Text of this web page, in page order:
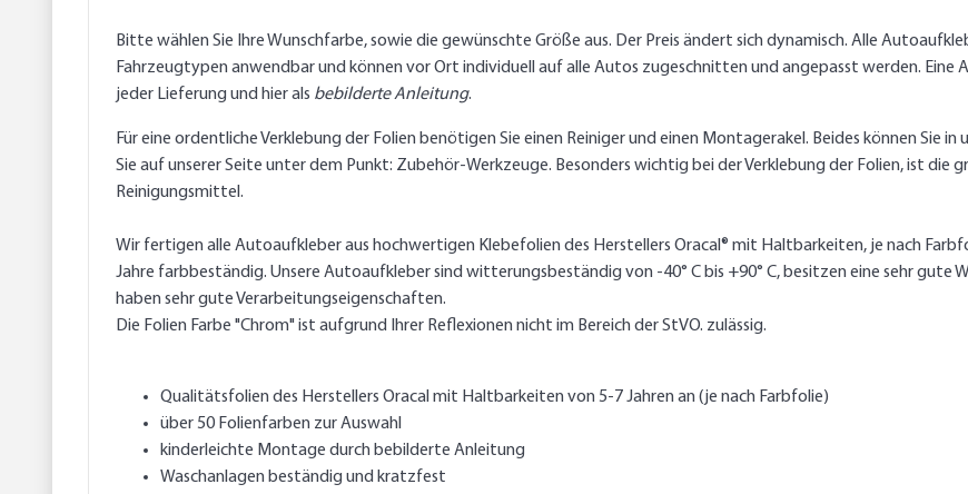
Bitte wählen Sie Ihre Wunschfarbe, sowie die gewünschte Größe aus. Der Preis ändert sich dynamisch. Alle
Fahrzeugtypen anwendbar und können vor Ort individuell auf alle Autos zugeschnitten und angepasst werden. Eine
jeder Lieferung und hier als bebilderte Anleitung.
Für eine ordentliche Verklebung der Folien benötigen Sie einen Reiniger und einen Montagerakel. Beides können Sie
Sie auf unserer Seite unter dem Punkt: Zubehör-Werkzeuge. Besonders wichtig bei der Verklebung der Folien, ist die
Reinigungsmittel.
Wir fertigen alle Autoaufkleber aus hochwertigen Klebefolien des Herstellers Oracal® mit Haltbarkeiten, je nach
Jahre farbbeständig. Unsere Autoaufkleber sind witterungsbeständig von -40° C bis +90° C, besitzen eine sehr gute
haben sehr gute Verarbeitungseigenschaften.
Die Folien Farbe "Chrom" ist aufgrund Ihrer Reflexionen nicht im Bereich der StVO. zulässig.
Qualitätsfolien des Herstellers Oracal mit Haltbarkeiten von 5-7 Jahren an (je nach Farbfolie)
über 50 Folienfarben zur Auswahl
kinderleichte Montage durch bebilderte Anleitung
Waschanlagen beständig und kratzfest